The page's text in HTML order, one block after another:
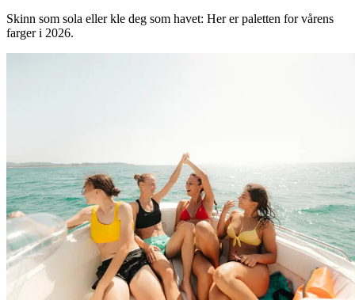
Skinn som sola eller kle deg som havet: Her er paletten for vårens
farger i 2026.